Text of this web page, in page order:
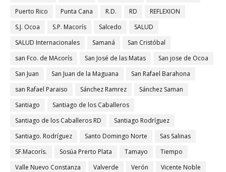
Puerto Rico
Punta Cana R.D. RD
REFLEXION
S.J. Ocoa
S.P. Macorís Salcedo
SALUD
SALUD Internacionales
Samaná
San Cristóbal
san Fco. de MAcorís
San José de las Matas
San jose de Ocoa
San Juan
San Juan de la Maguana
San Rafael Barahona
san Rafael Paraiso
Sánchez Ramrez
Sánchez Saman
Santiago
Santiago de los Caballeros
Santiago de los Caballeros RD
Santiago Rodríguez
Santiago. Rodríguez
Santo Domingo Norte
Sas Salinas
SF.Macorís.
Sosúa Prerto Plata Tamayo
Tiempo
Valle Nuevo Constanza
Valverde Verón
Vicente Noble